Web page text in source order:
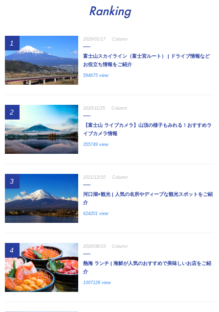
Ranking
1 2020/01/17 Column
富士山スカイライン（富士宮ルート） | ドライブ情報など
お役立ち情報をご紹介
594675 view
2 2020/11/25 Column
【富士山 ライブカメラ】山頂の様子もみれる！おすすめラ
イブカメラ情報
355749 view
3 2021/12/10 Column
河口湖×観光 | 人気の名所やディープな観光スポットをご紹
介
624201 view
4 2020/08/19 Column
熱海 ランチ | 海鮮が人気のおすすめで美味しいお店をご紹
介
1007128 view